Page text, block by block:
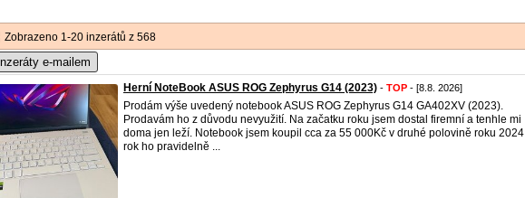
Zobrazeno 1-20 inzerátů z 568
e-mailem
Herní NoteBook ASUS ROG Zephyrus G14 (2023) - TOP - [8.8. 2026]
Prodám výše uvedený notebook ASUS ROG Zephyrus G14 GA402XV (2023).
Prodavám ho z důvodu nevyužití. Na začatku roku jsem dostal firemní a tenhle mi
doma jen leží. Notebook jsem koupil cca za 55 000Kč v druhé polovině roku 2024
rok ho pravidelně ...